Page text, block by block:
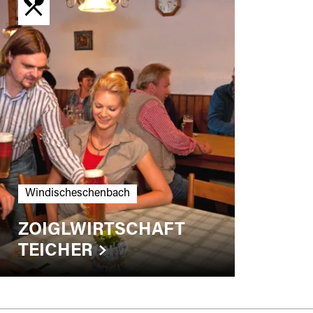
Windischeschenbach
ZOIGLWIRTSCHAFT
TEICHER